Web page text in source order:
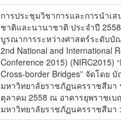
การประชุมวิชาการและการนำเ
ชาติและนานาชาติ ประจำปี 2558
บูรณาการระหว่างศาสตร์ระดับบั
2nd National and International
Conference 2015) (NIRC2015)
Cross-border Bridges” จัดโดย
มหาวิทยาลัยราชภัฏนครราชสีมา
ตุลาคม 2558 ณ อาคารยุพราชเบ
มหาวิทยาลัยราชภัฏนครราชสีมา